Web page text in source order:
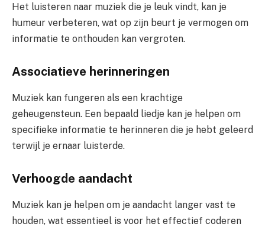
Het luisteren naar muziek die je leuk vindt, kan je
humeur verbeteren, wat op zijn beurt je vermogen om
informatie te onthouden kan vergroten.
Associatieve herinneringen
Muziek kan fungeren als een krachtige
geheugensteun. Een bepaald liedje kan je helpen om
specifieke informatie te herinneren die je hebt geleerd
terwijl je ernaar luisterde.
Verhoogde aandacht
Muziek kan je helpen om je aandacht langer vast te
houden, wat essentieel is voor het effectief coderen